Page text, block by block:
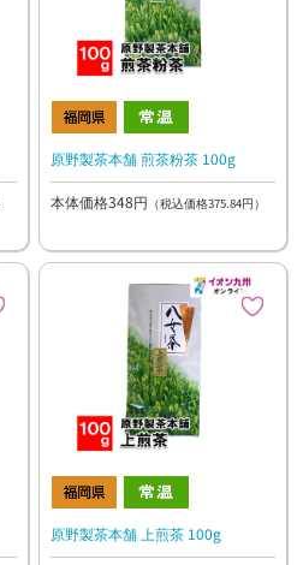
原野製茶本舗 煎茶粉茶 100g
本体価格348円 （税込価格375.84円）
原野製茶本舗 上煎茶 100g